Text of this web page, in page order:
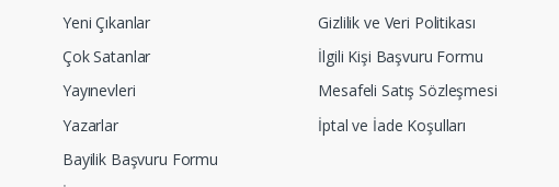
Yeni Çıkanlar
Çok Satanlar
Yayınevleri
Yazarlar
Bayilik Başvuru Formu
Gizlilik ve Veri Politikası
İlgili Kişi Başvuru Formu
Mesafeli Satış Sözleşmesi
İptal ve İade Koşulları